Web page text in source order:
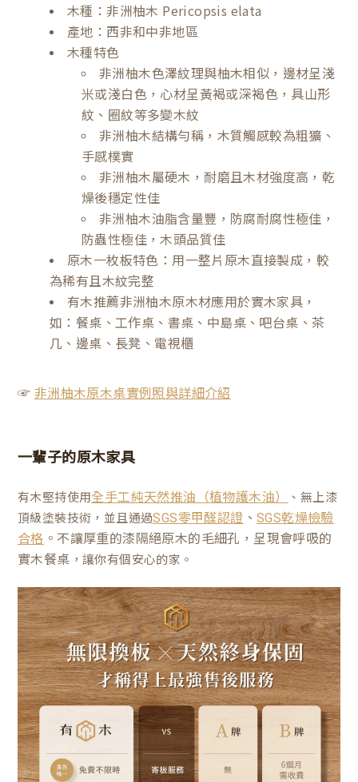
木種：非洲柚木 Pericopsis elata
產地：西非和中非地區
木種特色
非洲柚木色澤紋理與柚木相似，邊材呈淺
米或淺白色，心材呈黃褐或深褐色，具山形
紋、圈紋等多變木紋
非洲柚木結構勻稱，木質觸感較為粗獷、
手感樸實
非洲柚木屬硬木，耐磨且木材強度高，乾
燥後穩定性佳
非洲柚木油脂含量豐，防腐耐腐性極佳，
防蟲性極佳，木頭品質佳
原木一枚板特色：用一整片原木直接製成，較
為稀有且木紋完整
有木推薦非洲柚木原木材應用於實木家具，
如：餐桌、工作桌、書桌、中島桌、吧台桌、茶
几、邊桌、長凳、電視櫃
☞ 非洲柚木原木桌實例照與詳細介紹
一輩子的原木家具
有木堅持使用全手工純天然推油（植物護木油）
、無上漆
頂級塗裝技術，並且通過SGS零甲醛認證 、SGS乾燥檢驗
合格 。不讓厚重的漆隔絕原木的毛細孔，呈現會呼吸的
實木餐桌 ，讓你有個安心的家。